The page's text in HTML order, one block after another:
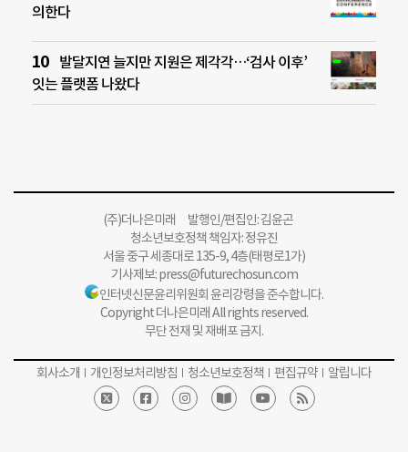
의한다
발달지연 늘지만 지원은 제각각…‘검사 이후’
잇는 플랫폼 나왔다
(주)더나은미래 발행인/편집인: 김윤곤
청소년보호정책 책임자: 정유진
서울 중구 세종대로 135-9, 4층(태평로1가)
기사제보:press@futurechosun.com
인터넷신문윤리위원회 윤리강령을 준수합니다.
Copyright 더나은미래 All rights reserved.
무단 전재 및 재배포 금지.
회사소개 개인정보처리방침 청소년보호정책 편집규약 알립니다